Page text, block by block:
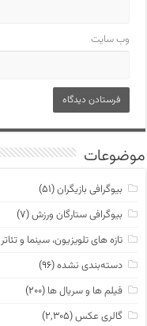
وب‌ سایت
موضوعات
بیوگرافی بازیگران(۵۱)
بیوگرافی ستارگان ورزش(۷)
تازه های تلویزیون، سینما و تئاتر
دسته‌بندی نشده(۹۶)
فیلم ها و سریال ها (۲۰۰)
گالری عکس(۲,۳۰۵)